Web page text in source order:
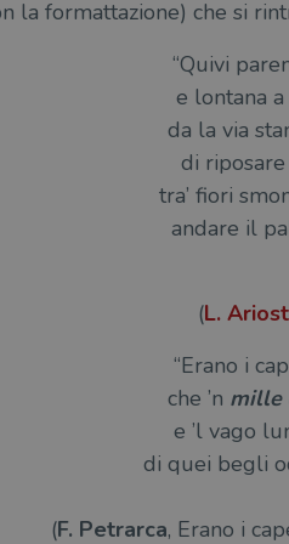
la formattazione) che si
“Quivi
e lontana
da la via
di
tra’ fiori
andare il
(L.
“Erano i
che ’n mille
e ’l vago
di quei begli
(F. Petrarca, Erano i